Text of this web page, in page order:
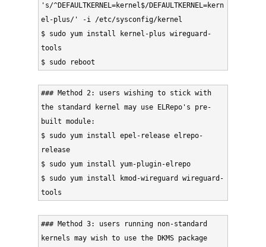
's/^DEFAULTKERNEL=kernel$/DEFAULTKERNEL=kern
el-plus/' -i /etc/sysconfig/kernel
$ sudo yum install kernel-plus wireguard-
tools
$ sudo reboot
### Method 2: users wishing to stick with
the standard kernel may use ELRepo's pre-
built module:
$ sudo yum install epel-release elrepo-
release
$ sudo yum install yum-plugin-elrepo
$ sudo yum install kmod-wireguard wireguard-
tools
### Method 3: users running non-standard
kernels may wish to use the DKMS package